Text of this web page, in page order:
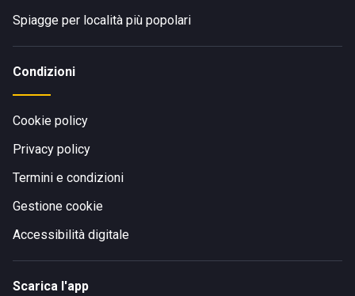
Spiagge per località più popolari
Condizioni
Cookie policy
Privacy policy
Termini e condizioni
Gestione cookie
Accessibilità digitale
Scarica l'app